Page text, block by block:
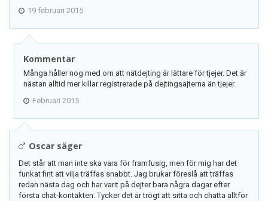
19 februari 2015
Kommentar
Många håller nog med om att nätdejting är lättare för tjejer. Det är
nästan alltid mer killar registrerade på dejtingsajterna än tjejer.
Februari 2015
Oscar säger
Det står att man inte ska vara för framfusig, men för mig har det
funkat fint att vilja träffas snabbt. Jag brukar föreslå att träffas
redan nästa dag och har varit på dejter bara några dagar efter
första chat-kontakten. Tycker det är trögt att sitta och chatta alltför